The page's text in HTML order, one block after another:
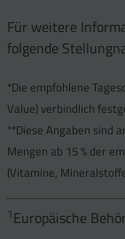
Für weitere
folgende
*Die empfohlene
Value) verbindlich
**Diese Angaben sind
Mengen ab 15 % der
(Vitamine,
1Europäische